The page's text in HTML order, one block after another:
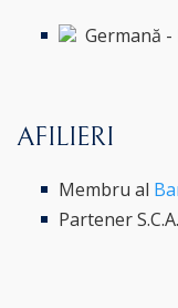
Germană
AFILIERI
Membru al
Partener